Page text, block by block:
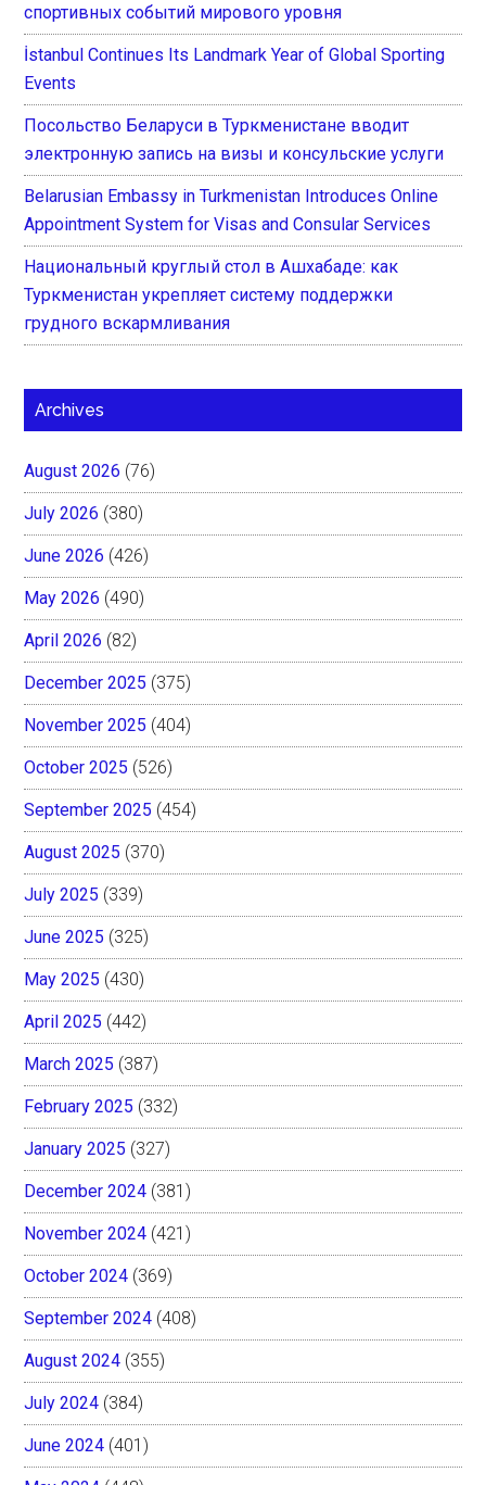
спортивных событий мирового уровня
İstanbul Continues Its Landmark Year of Global Sporting
Events
Посольство Беларуси в Туркменистане вводит
электронную запись на визы и консульские услуги
Belarusian Embassy in Turkmenistan Introduces Online
Appointment System for Visas and Consular Services
Национальный круглый стол в Ашхабаде: как
Туркменистан укрепляет систему поддержки
грудного вскармливания
Archives
August 2026 (76)
July 2026 (380)
June 2026 (426)
May 2026 (490)
April 2026 (82)
December 2025 (375)
November 2025 (404)
October 2025 (526)
September 2025 (454)
August 2025 (370)
July 2025 (339)
June 2025 (325)
May 2025 (430)
April 2025 (442)
March 2025 (387)
February 2025 (332)
January 2025 (327)
December 2024 (381)
November 2024 (421)
October 2024 (369)
September 2024 (408)
August 2024 (355)
July 2024 (384)
June 2024 (401)